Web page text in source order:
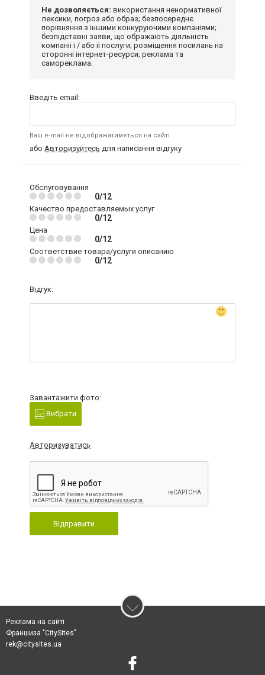
Не дозволяється: використання ненормативної
лексики, погроз або образ; безпосереднє
порівняння з іншими конкуруючими компаніями;
безпідставні заяви, що ображають діяльність
компанії і / або її послуги; розміщення посилань на
сторонні інтернет-ресурси; реклама та
самореклама.
Введіть email:
Ваш e-mail не відображатиметься на сайті
або Авторизуйтесь для написання відгуку
Обслуговування
0/12
Качество предоставляемых услуг
0/12
Цена
0/12
Соответствие товара/услуги описанию
0/12
Відгук:
Завантажити фото:
Вибрати
Авторизуватись
Відправити
Реклама на сайті
Франшиза "CitySites"
rek@citysites.ua